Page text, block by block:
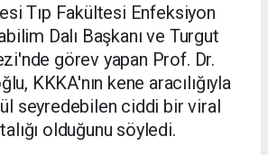
Tıp Fakültesi Enfeksiyon
Dalı Başkanı ve Turgut
görev yapan Prof. Dr.
KKKA'nın kene aracılığıyla
seyredebilen ciddi bir viral
olduğunu söyledi.